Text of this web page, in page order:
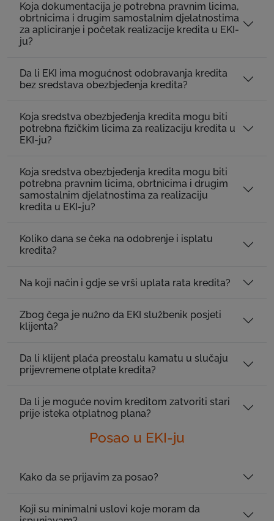
Koja dokumentacija je potrebna pravnim licima,
obrtnicima i drugim samostalnim djelatnostima
za apliciranje i početak realizacije kredita u EKI-
ju?
Da li EKI ima mogućnost odobravanja kredita
bez sredstava obezbjeđenja kredita?
Koja sredstva obezbjeđenja kredita mogu biti
potrebna fizičkim licima za realizaciju kredita u
EKI-ju?
Koja sredstva obezbjeđenja kredita mogu biti
potrebna pravnim licima, obrtnicima i drugim
samostalnim djelatnostima za realizaciju
kredita u EKI-ju?
Koliko dana se čeka na odobrenje i isplatu
kredita?
Na koji način i gdje se vrši uplata rata kredita?
Zbog čega je nužno da EKI službenik posjeti
klijenta?
Da li klijent plaća preostalu kamatu u slučaju
prijevremene otplate kredita?
Da li je moguće novim kreditom zatvoriti stari
prije isteka otplatnog plana?
Posao u EKI-ju
Kako da se prijavim za posao?
Koji su minimalni uslovi koje moram da